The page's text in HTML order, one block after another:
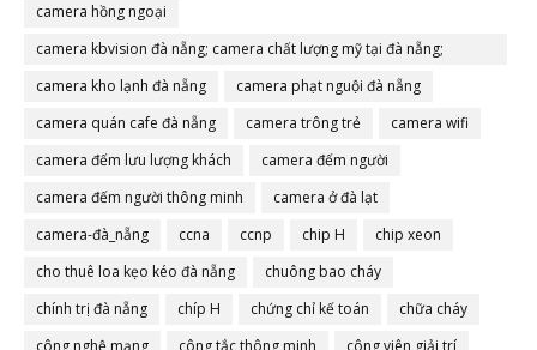
camera hồng ngoại
camera kbvision đà nẵng; camera chất lượng mỹ tại đà nẵng;
camera đà nẵng
camera kho lạnh đà nẵng
camera phạt nguội đà nẵng
camera quán cafe đà nẵng
camera trông trẻ
camera wifi
camera đếm lưu lượng khách
camera đếm người
camera đếm người thông minh
camera ở đà lạt
camera-đà_nẵng
ccna ccnp chip H
chip xeon
cho thuê loa kẹo kéo đà nẵng
chuông bao cháy
chính trị đà nẵng
chíp H chứng chỉ kế toán
chữa cháy
công nghệ mạng
công tắc thông minh công viên giải trí